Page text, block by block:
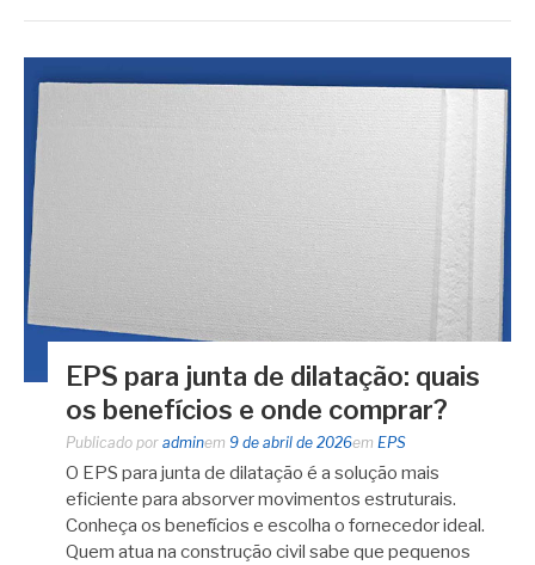
EPS para junta de dilatação: quais
os benefícios e onde comprar?
Publicado por adminem 9 de abril de 2026em EPS
O EPS para junta de dilatação é a solução mais
eficiente para absorver movimentos estruturais.
Conheça os benefícios e escolha o fornecedor ideal.
Quem atua na construção civil sabe que pequenos